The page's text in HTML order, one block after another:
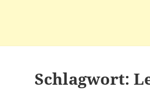
Schlagwort: